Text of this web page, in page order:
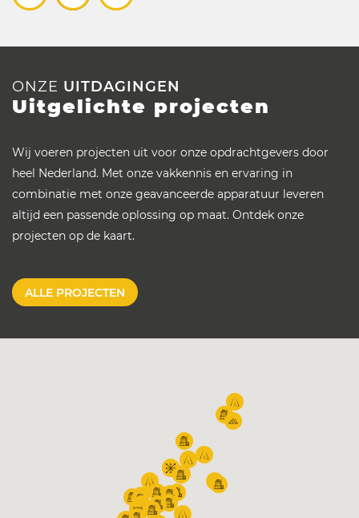
ONZE UITDAGINGEN
Uitgelichte projecten
Wij voeren projecten uit voor onze opdrachtgevers door
heel Nederland. Met onze vakkennis en ervaring in
combinatie met onze geavanceerde apparatuur leveren
altijd een passende oplossing op maat. Ontdek onze
projecten op de kaart.
ALLE PROJECTEN